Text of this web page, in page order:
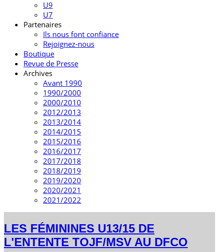
U9
U7
Partenaires
Ils nous font confiance
Rejoignez-nous
Boutique
Revue de Presse
Archives
Avant 1990
1990/2000
2000/2010
2012/2013
2013/2014
2014/2015
2015/2016
2016/2017
2017/2018
2018/2019
2019/2020
2020/2021
2021/2022
LES FÉMININES U13/15 DE
L'ENTENTE TOJF/MSV AU DFCO